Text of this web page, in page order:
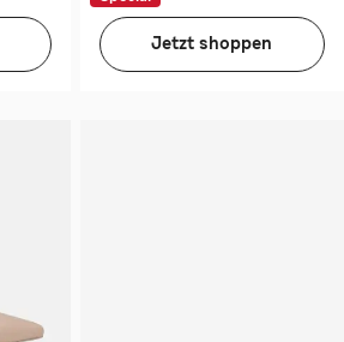
Jetzt shoppen